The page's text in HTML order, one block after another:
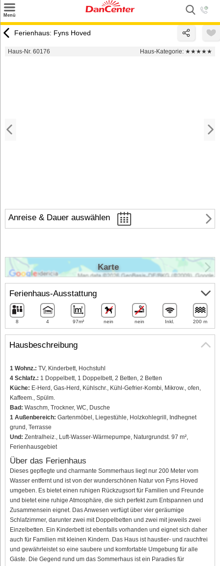
Menü
Urlaubsziele
Ferienhaus: Fyns Hoved
Haus-Nr. 60176 Haus-Kategorie: ★★★★★
Anreise & Dauer auswählen
Hausbeschreibung
1 Wohnz.: TV, Kinderbett, Hochstuhl
4 Schlafz.: 1 Doppelbett, 1 Doppelbett, 2 Betten, 2 Betten
Küche: E-Herd, Gas-Herd, Kühlschr., Kühl-Gefrier-Kombi, Mikrow., ofen,
Kaffeem., Spülm.
Bad: Waschm, Trockner, WC, Dusche
1 Außenbereich: Gartenmöbel, Liegestühle, Holzkohlegrill, Indhegnet
grund, Terrasse
Und: Zentralheiz., Luft-Wasser-Wärmepumpe, Naturgrundst. 97 m²,
Ferienhausgebiet
Über das Ferienhaus
Dieses gepflegte und charmante Sommerhaus liegt nur 200 Meter vom
Wasser entfernt und ist von der wunderschönen Natur von Fyns Hoved
umgeben. Es bietet einen ruhigen Rückzugsort für Familien und Freunde
und bietet eine ruhige Atmosphäre, die sich perfekt zum Entspannen und
Zusammensein eignet. Das Anwesen verfügt über vier geräumige
Schlafzimmer, darunter zwei mit Doppelbetten und zwei mit jeweils zwei
Einzelbetten. Ein Kinderbett ist ebenfalls vorhanden und eignet sich daher
auch für Familien mit kleinen Kindern. Das Haus ist haustier- und rauchfrei
und gewährleistet so eine saubere und komfortable Umgebung für alle
Gäste. Die Gegend rund um das Sommerhaus ist ein Paradies für
Ferienhaus-Ausstattung
8 4 97m² nein nein Inkl. 200 m
Karte